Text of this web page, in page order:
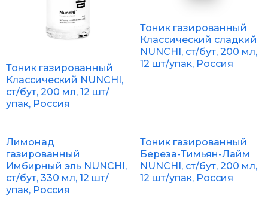
Тоник газированный
Классический NUNCHI,
ст/бут, 200 мл, 12 шт/
упак, Россия
Тоник газированный
Классический сладкий
NUNCHI, ст/бут, 200 мл,
12 шт/упак, Россия
Лимонад
газированный
Имбирный эль NUNCHI,
ст/бут, 330 мл, 12 шт/
упак, Россия
Тоник газированный
Береза-Тимьян-Лайм
NUNCHI, ст/бут, 200 мл,
12 шт/упак, Россия